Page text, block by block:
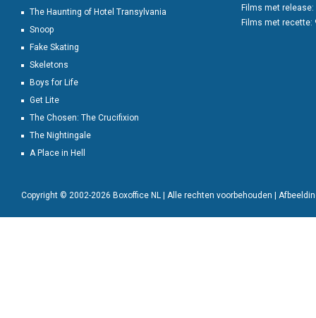
The Haunting of Hotel Transylvania
Snoop
Fake Skating
Skeletons
Boys for Life
Get Lite
The Chosen: The Crucifixion
The Nightingale
A Place in Hell
Films met release:
Films met recette:
Copyright © 2002-2026 Boxoffice NL | Alle rechten voorbehouden |